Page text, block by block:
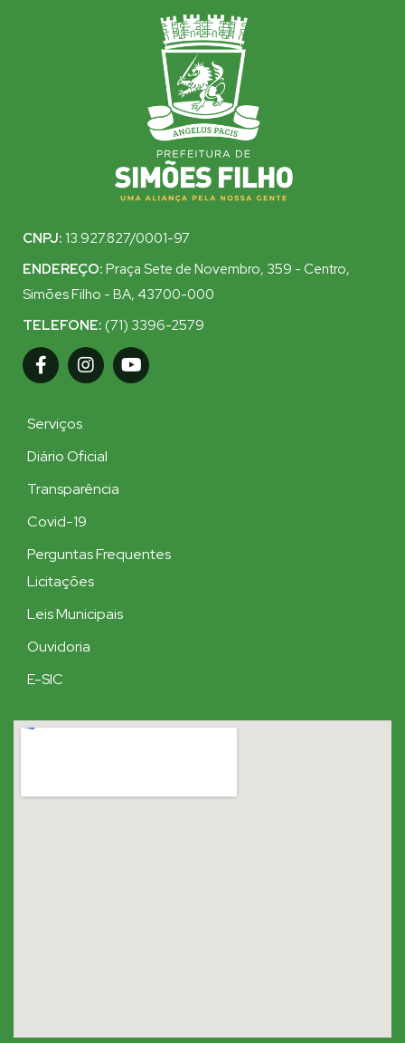
CNPJ: 13.927.827/0001-97
ENDEREÇO: Praça Sete de Novembro, 359 - Centro,
Simões Filho - BA, 43700-000
TELEFONE: (71) 3396-2579
Serviços
Diário Oficial
Transparência
Covid-19
Perguntas Frequentes
Licitações
Leis Municipais
Ouvidoria
E-SIC